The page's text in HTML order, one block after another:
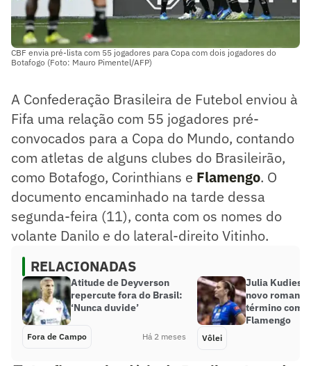
CBF envia pré-lista com 55 jogadores para Copa com dois jogadores do
Botafogo (Foto: Mauro Pimentel/AFP)
A Confederação Brasileira de Futebol enviou à
Fifa uma relação com 55 jogadores pré-
convocados para a Copa do Mundo, contando
com atletas de alguns clubes do Brasileirão,
como Botafogo, Corinthians e Flamengo. O
documento encaminhado na tarde dessa
segunda-feira (11), conta com os nomes do
volante Danilo e do lateral-direito Vitinho.
RELACIONADAS
Atitude de Deyverson
repercute fora do Brasil:
‘Nunca duvide’
Fora de Campo Há 2 meses
Julia Kudiess
novo
término com
Flamengo
Vôlei